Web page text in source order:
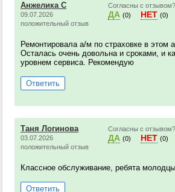
Анжелика С
09.07.2026
положительный отзыв
Согласны с отзывом?
ДА (0) НЕТ (0)
Ремонтировала а/м по страховке в этом
Осталась очень довольна и сроками, и
уровнем сервиса. Рекомендую
Ответить
Таня Логинова
03.07.2026
положительный отзыв
Согласны с отзывом?
ДА (0) НЕТ (0)
Классное обслуживание, ребята
Ответить